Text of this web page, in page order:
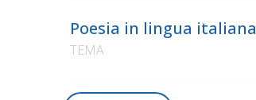
Poesia in lingua italiana
TEMA